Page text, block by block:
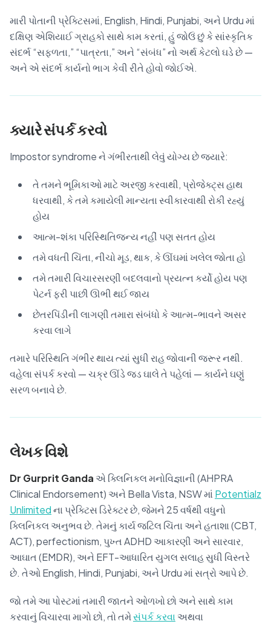
મારી પોતાની પ્રેક્ટિસમાં, English, Hindi, Punjabi, અને Urdu માં
દક્ષિણ એશિયાઈ ગ્રાહકો સાથે કામ કરતાં, હું જોઉં છું કે સાંસ્કૃતિક
સંદર્ભ “સફળતા,” “પાત્રતા,” અને “સંબંધ” નો અર્થ કેટલો ઘડે છે —
અને એ સંદર્ભ કાર્યનો ભાગ કેવી રીતે હોવો જોઈએ.
ક્યારે સંપર્ક કરવો
Impostor syndrome ને ગંભીરતાથી લેવું યોગ્ય છે જ્યારે:
તે તમને ભૂમિકાઓ માટે અરજી કરવાથી, પ્રોજેક્ટ્સ હાથ
ધરવાથી, કે તમે કમાયેલી માન્યતા સ્વીકારવાથી રોકી રહ્યું
હોય
આત્મ-શંકા પરિસ્થિતિજન્ય નહીં પણ સતત હોય
તમે વધતી ચિંતા, નીચો મૂડ, થાક, કે ઊંઘમાં ખલેલ જોતા હો
તમે તમારી વિચારસરણી બદલવાનો પ્રયત્ન કર્યો હોય પણ
પેટર્ન ફરી પાછી ઊભી થઈ જાય
છેતરપિંડીની લાગણી તમારા સંબંધો કે આત્મ-ભાવને અસર
કરવા લાગે
તમારે પરિસ્થિતિ ગંભીર થાય ત્યાં સુધી રાહ જોવાની જરૂર નથી.
વહેલા સંપર્ક કરવો — ચક્ર ઊંડે જડ ઘાલે તે પહેલાં — કાર્યને ઘણું
સરળ બનાવે છે.
લેખક વિશે
Dr Gurprit Ganda એ ક્લિનિકલ મનોવિજ્ઞાની (AHPRA
Clinical Endorsement) અને Bella Vista, NSW માં Potentialz
Unlimitedના પ્રેક્ટિસ ડિરેક્ટર છે, જેમને 25 વર્ષથી વધુનો
ક્લિનિકલ અનુભવ છે. તેમનું કાર્ય જટિલ ચિંતા અને હતાશા (CBT,
ACT), perfectionism, પુખ્ત ADHD આકારણી અને સારવાર,
આઘાત (EMDR), અને EFT-આધારિત યુગલ સલાહ સુધી વિસ્તરે
છે. તેઓ English, Hindi, Punjabi, અને Urdu માં સત્રો આપે છે.
જો તમે આ પોસ્ટમાં તમારી જાતને ઓળખો છો અને સાથે કામ
કરવાનું વિચારવા માગો છો, તો તમેસંપર્ક કરવાઅથવા